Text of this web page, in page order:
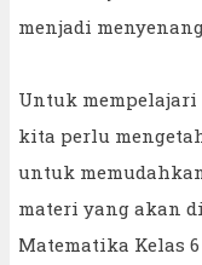
menjadi
Untuk
kita perlu
untuk
materi yang akan
Matematika Kelas